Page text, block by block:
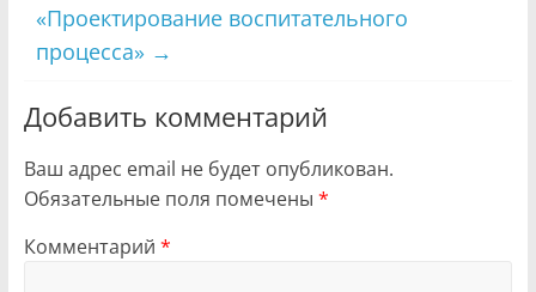
«Проектирование воспитательного
процесса» →
Добавить комментарий
Ваш адрес email не будет опубликован.
Обязательные поля помечены *
Комментарий *